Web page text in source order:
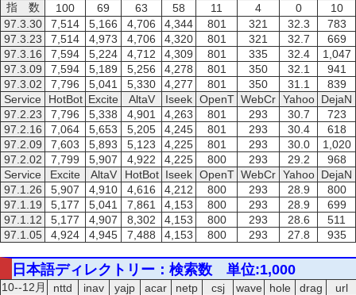
指 数
100 69 63 58 11 4 0
10
97.3.30
7,514 5,166 4,706 4,344 801 321 32.3
783
97.3.23
7,514 4,973 4,706 4,320 801 321 32.7
669
97.3.16
7,594 5,224 4,712 4,309 801 335 32.4
1,047
97.3.09
7,594 5,189 5,256 4,278 801 350 32.1
941
97.3.02
7,796 5,041 5,330 4,277 801 350 31.1
839
Service
HotBot Excite AltaV Iseek OpenT WebCr Yahoo DejaN
97.2.23
7,796 5,338 4,901 4,263 801 293 30.7
723
97.2.16
7,064 5,653 5,205 4,245 801 293 30.4
618
97.2.09
7,603 5,893 5,123 4,225 801 293 30.0
1,020
97.2.02
7,799 5,907 4,922 4,225 800 293 29.2
968
Service
Excite AltaV HotBot Iseek OpenT WebCr Yahoo DejaN
97.1.26
5,907 4,910 4,616 4,212 800 293 28.9
800
97.1.19
5,177 5,041 7,861 4,153 800 293 28.9
699
97.1.12
5,177 4,907 8,302 4,153 800 293 28.6
511
97.1.05
4,924 4,945 7,488 4,153 800 293 27.8 935
日本語ディレクトリー：検索数 単位:1,000
10--12月 nttd inav yajp acar netp csj wave hole drag
url